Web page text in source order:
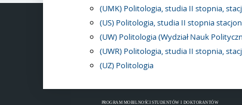
(UMK) Politologia, studia II stopnia,
(US) Politologia, studia II stopnia
(UW) Politologia (Wydział Nauk
(UWR) Politologia, studia II stopnia,
(UZ) Politologia